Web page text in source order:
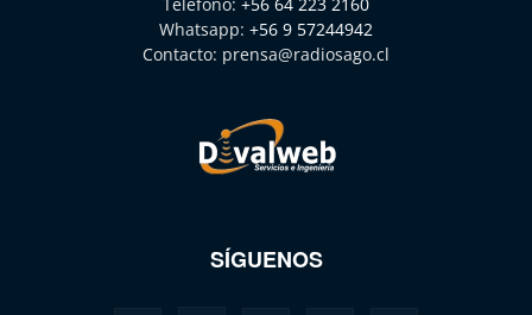
Whatsapp: +56 9 57244942
Contacto: prensa@radiosago.cl
SÍGUENOS